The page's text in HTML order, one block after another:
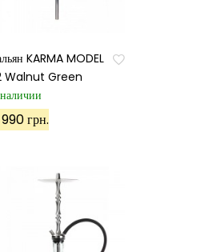
KARMA MODEL
Walnut Green
грн.